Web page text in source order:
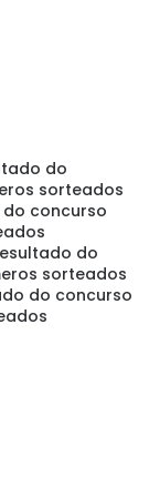
do
sorteados
do concurso
do
sorteados
do concurso